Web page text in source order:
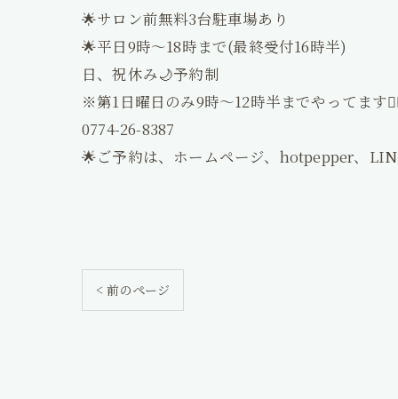
🌟サロン前無料3台駐車場あり
🌟平日9時～18時まで(最終受付16時半)
日、祝休み🌙予約制
※第1日曜日のみ9時～12時半までやってます
0774-26-8387
🌟ご予約は、ホームページ、hotpepper、
< 前のページ